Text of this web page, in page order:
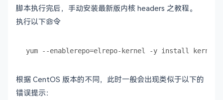
脚本执行完后，手动安装最新版内核 headers 之教程。
执行以下命令
根据 CentOS 版本的不同，此时一般会出现类似于以下的
错误提示：